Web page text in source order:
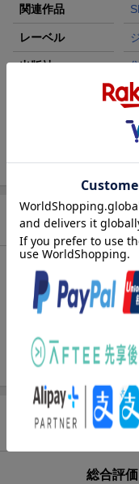
関連作品
レーベル
出版社
商品説明
内容紹介（JPROよ
互いに心惹かれながら
たヘンリーとマーサ…
西国で命を救われてい
うとし──!?
商品レビュー（
総合評価